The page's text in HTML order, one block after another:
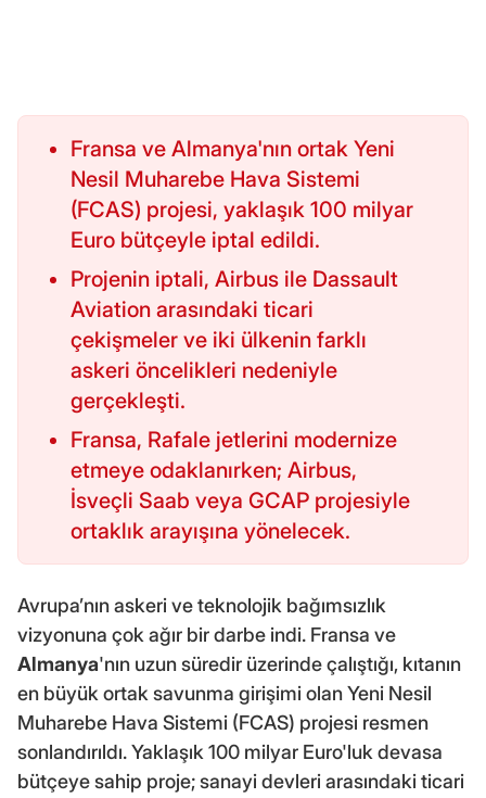
Fransa ve Almanya'nın ortak Yeni
Nesil Muharebe Hava Sistemi
(FCAS) projesi, yaklaşık 100 milyar
Euro bütçeyle iptal edildi.
Projenin iptali, Airbus ile Dassault
Aviation arasındaki ticari
çekişmeler ve iki ülkenin farklı
askeri öncelikleri nedeniyle
gerçekleşti.
Fransa, Rafale jetlerini modernize
etmeye odaklanırken; Airbus,
İsveçli Saab veya GCAP projesiyle
ortaklık arayışına yönelecek.
Avrupa’nın askeri ve teknolojik bağımsızlık
vizyonuna çok ağır bir darbe indi. Fransa ve
Almanya'nın uzun süredir üzerinde çalıştığı, kıtanın
en büyük ortak savunma girişimi olan Yeni Nesil
Muharebe Hava Sistemi (FCAS) projesi resmen
sonlandırıldı. Yaklaşık 100 milyar Euro'luk devasa
bütçeye sahip proje; sanayi devleri arasındaki ticari